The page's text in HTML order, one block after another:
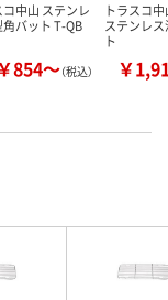
コ中山 ステンレ
角バット T-QB
854～（税込）
トラスコ
ステンレ
ト
￥